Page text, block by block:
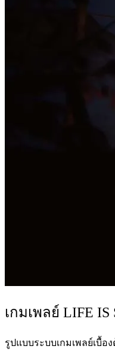
เกมเพลย์ LIFE IS
รูปแบบระบบเกมเพลย์เบื้อง